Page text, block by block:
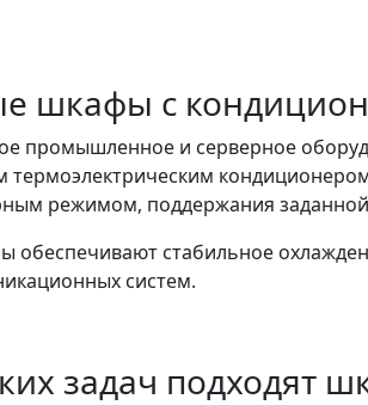
шкафы с
промышленное и серверное
термоэлектрическим
режимом, поддержания
обеспечивают стабильное
систем.
задач подходят